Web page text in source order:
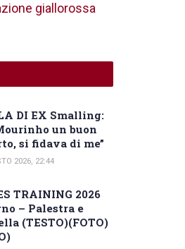
giallorossa
DI EX Smalling:
un buon
si fidava di me”
2026, 22:44
TRAINING 2026
– Palestra e
(TESTO)(FOTO)